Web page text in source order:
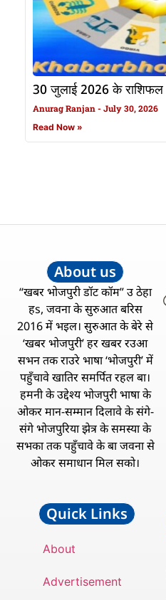
30 जुलाई 2026 के राशिफल
Anurag Ranjan July 30, 2026
Read Now »
About us
“खबर भोजपुरी डॉट कॉम” उ ठेहा
हs, जवना के सुरुआत बरिस
2016 में भइल। सुरुआत के बेरे से
‘खबर भोजपुरी’ हर खबर रउआ
सभन तक राउरे भाषा ‘भोजपुरी’ में
पहुँचावे खातिर समर्पित रहल बा।
हमनी के उद्देश्य भोजपुरी भाषा के
ओकर मान-सम्मान दिलावे के संगे-
संगे भोजपुरिया झेत्र के समस्या के
सभका तक पहुँचावे के बा जवना से
ओकर समाधान मिल सको।
Quick Links
About
Advertisement